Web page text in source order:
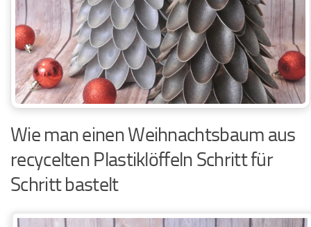
Wie man einen Weihnachtsbaum aus
recycelten Plastiklöffeln Schritt für
Schritt bastelt